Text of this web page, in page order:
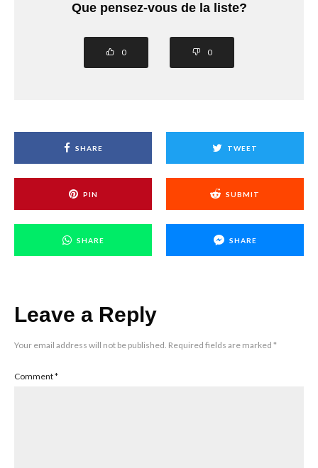
Que pensez-vous de la liste?
0 0
SHARE TWEET
PIN SUBMIT
SHARE SHARE
Leave a Reply
Your email address will not be published. Required fields are marked *
Comment*